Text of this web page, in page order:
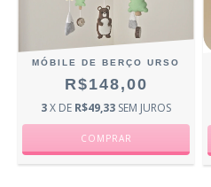
MÓBILE DE BERÇO URSO
R$148,00
3X DE R$49,33 SEM JUROS